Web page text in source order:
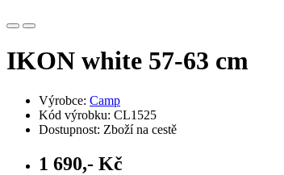
IKON white 57-63 cm
Výrobce: Camp
Kód výrobku: CL1525
Dostupnost: Zboží na cestě
1 690,- Kč